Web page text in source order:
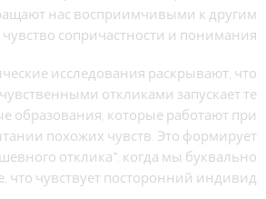
нас восприимчивыми к другим
сопричастности и понимания.
исследования раскрывают, что
откликами запускает те
образования, которые работают при
похожих чувств. Это формирует
отклика”, когда мы буквально
что чувствует посторонний индивид.